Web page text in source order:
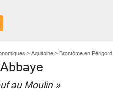
> Aquitaine > Brantôme en Périgord
au Moulin »